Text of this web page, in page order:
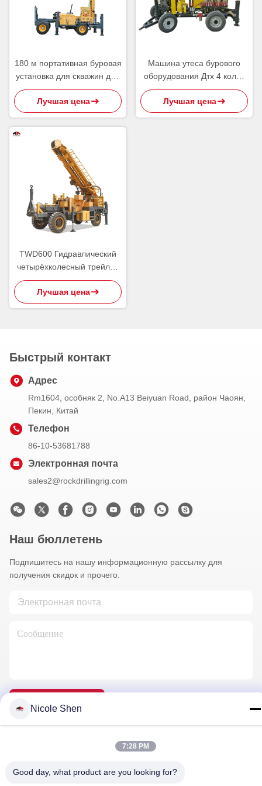
180 м портативная буровая
установка для скважин для
воды гидравлическая
Лучшая цена
Машина утеса бурового
оборудования Дтх 4 колес
сверля для водяной
скважины 110м
Лучшая цена
TWD600 Гидравлический
четырёхколесный трейлер
с монтированным буровым
агрегатом
Лучшая цена
Быстрый контакт
Адрес
Rm1604, особняк 2, No.A13 Beiyuan Road, район Чаоян,
Пекин, Китай
Телефон
86-10-53681788
Электронная почта
sales2@rockdrillingrig.com
Наш бюллетень
Подпишитесь на нашу информационную рассылку для
получения скидок и прочего.
Политика конфиденциальности|Карта сайта
Beijing Jincheng Mining Technology Co., Ltd. Все. Все права
Nicole Shen
7:28 PM
Good day, what product are you looking for?